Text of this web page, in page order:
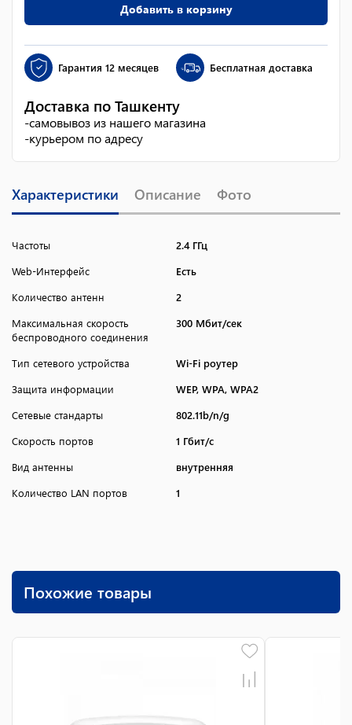
Добавить в корзину
Гарантия 12 месяцев Бесплатная доставка
Доставка по Ташкенту
-самовывоз из нашего магазина
-курьером по адресу
Характеристики Описание Фото
Частоты
2.4 ГГц
Web-Интерфейс
Есть
Количество антенн
2
Максимальная скорость
беспроводного соединения
300 Мбит/сек
Тип сетевого устройства
Wi-Fi роутер
Защита информации
WEP, WPA, WPA2
Сетевые стандарты
802.11b/n/g
Скорость портов
1 Гбит/с
Вид антенны
внутренняя
Количество LAN портов
1
Похожие товары